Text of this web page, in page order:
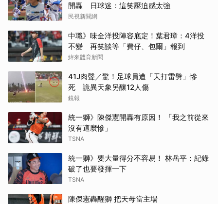
開轟 日球迷：這笑壓迫感太強
民視新聞網
中職》味全洋投陣容底定！葉君璋：4洋投
不變 再笑談等「費仔、包爾」報到
緯來體育新聞
41J肉聲／驚！足球員遭「天打雷劈」慘
死 詭異天象另釀12人傷
鏡報
統一獅》陳傑憲開轟有原因！ 「我之前從來
沒有這麼慘」
TSNA
統一獅》要大量得分不容易！ 林岳平：紀錄
破了也要發揮一下
TSNA
陳傑憲轟醒獅 把天母當主場